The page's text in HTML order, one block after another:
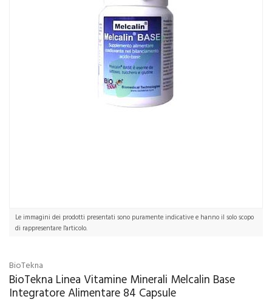
Le immagini dei prodotti presentati sono puramente indicative e hanno il solo scopo
di rappresentare l'articolo.
BioTekna
BioTekna Linea Vitamine Minerali Melcalin Base
Integratore Alimentare 84 Capsule